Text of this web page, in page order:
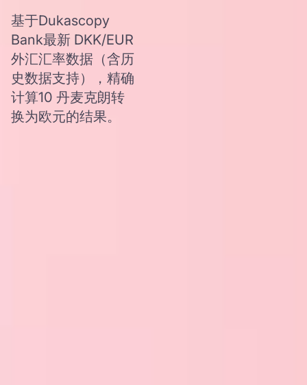
基于Dukascopy
Bank最新 DKK/EUR
外汇汇率数据（含历
史数据支持），精确
计算10 丹麦克朗转
换为欧元的结果。